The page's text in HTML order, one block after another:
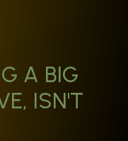
A BIG
ISN'T